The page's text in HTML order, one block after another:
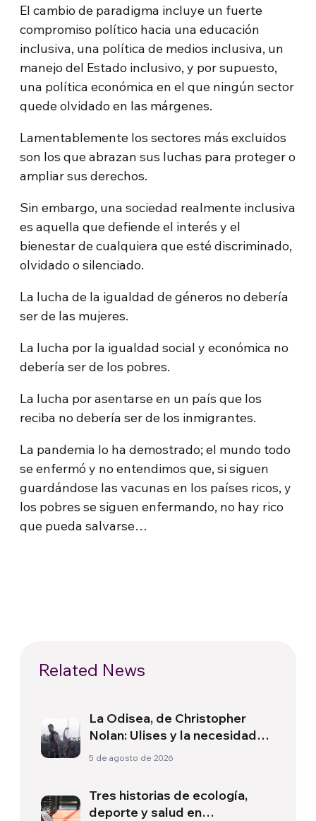
El cambio de paradigma incluye un fuerte
compromiso político hacia una educación
inclusiva, una política de medios inclusiva, un
manejo del Estado inclusivo, y por supuesto,
una política económica en el que ningún sector
quede olvidado en las márgenes.
Lamentablemente los sectores más excluidos
son los que abrazan sus luchas para proteger o
ampliar sus derechos.
Sin embargo, una sociedad realmente inclusiva
es aquella que defiende el interés y el
bienestar de cualquiera que esté discriminado,
olvidado o silenciado.
La lucha de la igualdad de géneros no debería
ser de las mujeres.
La lucha por la igualdad social y económica no
debería ser de los pobres.
La lucha por asentarse en un país que los
reciba no debería ser de los inmigrantes.
La pandemia lo ha demostrado; el mundo todo
se enfermó y no entendimos que, si siguen
guardándose las vacunas en los países ricos, y
los pobres se siguen enfermando, no hay rico
que pueda salvarse…
Related News
La Odisea, de Christopher
Nolan: Ulises y la necesidad
de un nuevo amanecer
5 de agosto de 2026
Tres historias de ecología,
deporte y salud en